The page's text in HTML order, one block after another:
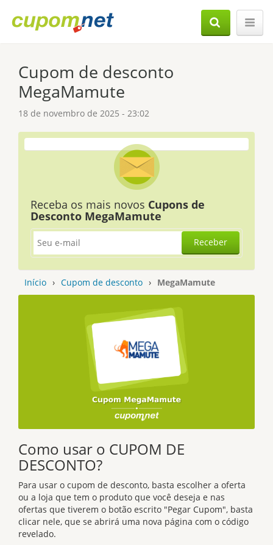
Cupom de desconto
MegaMamute
18 de novembro de 2025 - 23:02
Receba os mais novos Cupons de
Desconto MegaMamute
Receber
Início › Cupom de desconto › MegaMamute
Como usar o CUPOM DE
DESCONTO?
Para usar o cupom de desconto, basta escolher a oferta
ou a loja que tem o produto que você deseja e nas
ofertas que tiverem o botão escrito "Pegar Cupom", basta
clicar nele, que se abrirá uma nova página com o código
revelado.